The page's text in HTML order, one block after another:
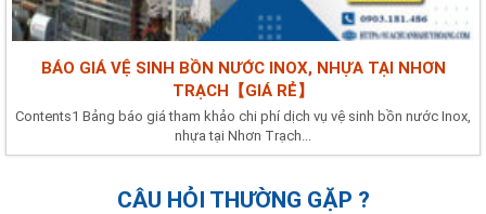
BÁO GIÁ VỆ SINH BỒN NƯỚC INOX, NHỰA TẠI NHƠN
TRẠCH【GIÁ RẺ】
Contents1 Bảng báo giá tham khảo chi phí dịch vụ vệ sinh bồn nước Inox,
nhựa tại Nhơn Trạch...
CÂU HỎI THƯỜNG GẶP ?